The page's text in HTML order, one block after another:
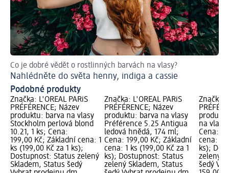
Co je dobré vědět o rostlinných barvách na vlasy?
Nahlédněte do světa henny, indiga a cassie
Podobné produkty
Značka: L'ORÉAL PARiS
PRÉFÉRENCE; Název
produktu: barva na vlasy
Stockholm perlová blond
10.21, 1 ks; Cena:
199,00 Kč; Základní cena: 1
ks (199,00 Kč za 1 ks);
Dostupnost: Status zelený
Skladem, Status šedý
Značka: L'ORÉAL PARiS
PRÉFÉRENCE; Název
produktu: barva na vlasy
Préférence 5.25 Antigua
ledová hnědá, 174 ml;
Cena: 199,00 Kč; Základní
cena: 1 ks (199,00 Kč za 1
ks); Dostupnost: Status
zelený Skladem, Status
Značka:
na vlasy
Cena:
cena: 1
ks);
zelený
šedý